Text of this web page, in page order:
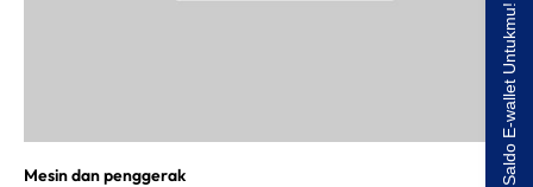
Mesin dan penggerak Saldo E-wallet Untukmu!